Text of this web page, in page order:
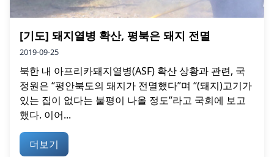
[기도] 돼지열병 확산, 평북은 돼지 전멸
2019-09-25
북한 내 아프리카돼지열병(ASF) 확산 상황과 관련, 국
정원은 “평안북도의 돼지가 전멸했다”며 “(돼지)고기가
있는 집이 없다는 불평이 나올 정도”라고 국회에 보고
했다. 이어...
더보기